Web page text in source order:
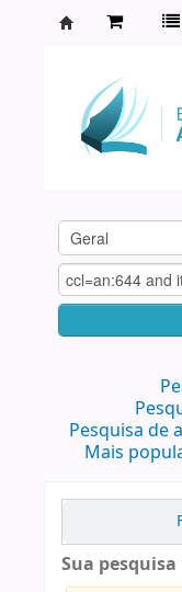
Agamenon
Magalhães
Pesquisa de
Mais
Sua